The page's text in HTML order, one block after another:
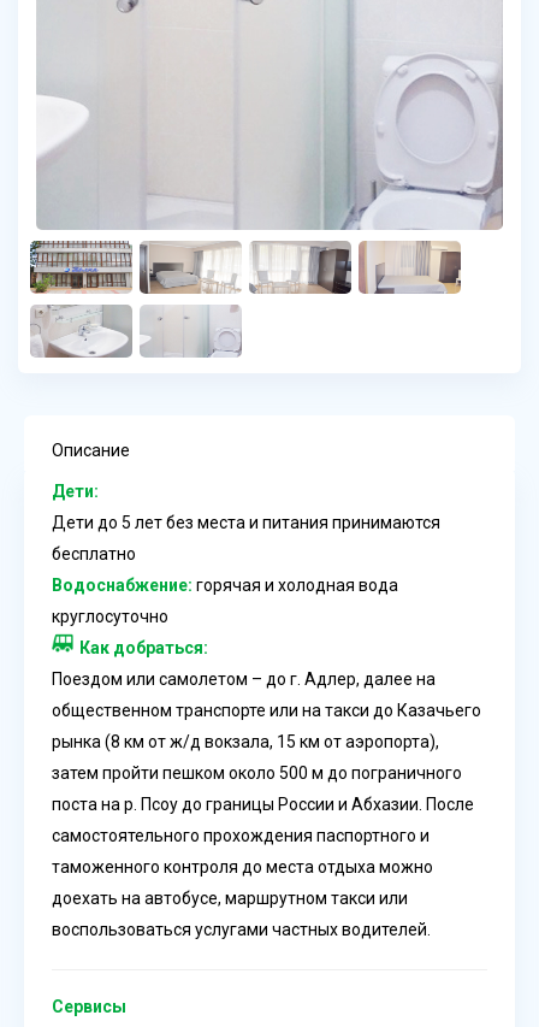
Описание
Дети:
Дети до 5 лет без места и питания принимаются
бесплатно
Водоснабжение: горячая и холодная вода
круглосуточно
Как добраться:
Поездом или самолетом – до г. Адлер, далее на
общественном транспорте или на такси до Казачьего
рынка (8 км от ж/д вокзала, 15 км от аэропорта),
затем пройти пешком около 500 м до пограничного
поста на р. Псоу до границы России и Абхазии. После
самостоятельного прохождения паспортного и
таможенного контроля до места отдыха можно
доехать на автобусе, маршрутном такси или
воспользоваться услугами частных водителей.
Сервисы